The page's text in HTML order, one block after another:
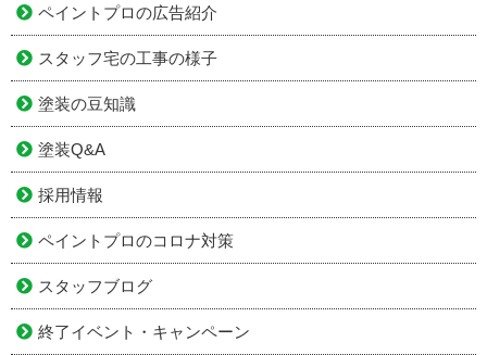
ペイントプロの広告紹介
スタッフ宅の工事の様子
塗装の豆知識
塗装Q&A
採用情報
ペイントプロのコロナ対策
スタッフブログ
終了イベント・キャンペーン